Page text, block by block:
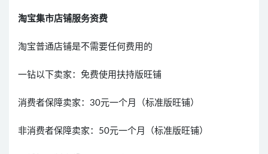
淘宝集市店铺服务资费
淘宝普通店铺是不需要任何费用的
一钻以下卖家：免费使用扶持版旺铺
消费者保障卖家：30元一个月（标准版旺铺）
非消费者保障卖家：50元一个月（标准版旺铺）